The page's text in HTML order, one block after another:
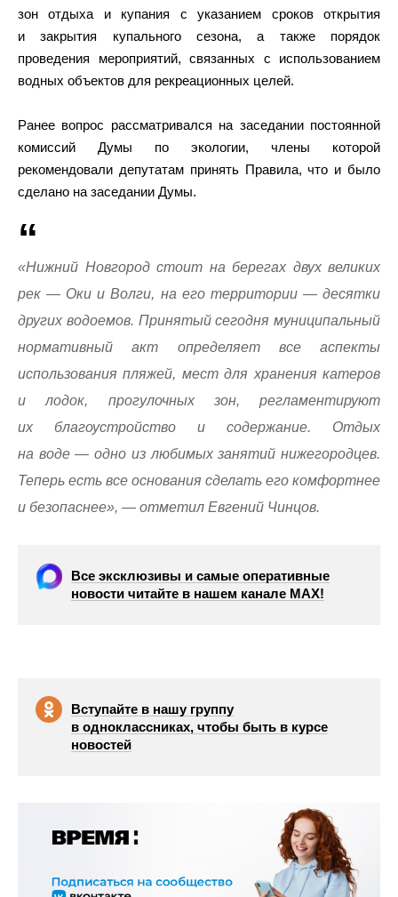
зон отдыха и купания с указанием сроков открытия
и закрытия купального сезона, а также порядок
проведения мероприятий, связанных с использованием
водных объектов для рекреационных целей.
Ранее вопрос рассматривался на заседании постоянной
комиссий Думы по экологии, члены которой
рекомендовали депутатам принять Правила, что и было
сделано на заседании Думы.
«Нижний Новгород стоит на берегах двух великих
рек — Оки и Волги, на его территории — десятки
других водоемов. Принятый сегодня муниципальный
нормативный акт определяет все аспекты
использования пляжей, мест для хранения катеров
и лодок, прогулочных зон, регламентируют
их благоустройство и содержание. Отдых
на воде — одно из любимых занятий нижегородцев.
Теперь есть все основания сделать его комфортнее
и безопаснее», — отметил Евгений Чинцов.
Все эксклюзивы и самые оперативные
новости читайте в нашем канале МАХ!
Вступайте в нашу группу
в одноклассниках, чтобы быть в курсе
новостей